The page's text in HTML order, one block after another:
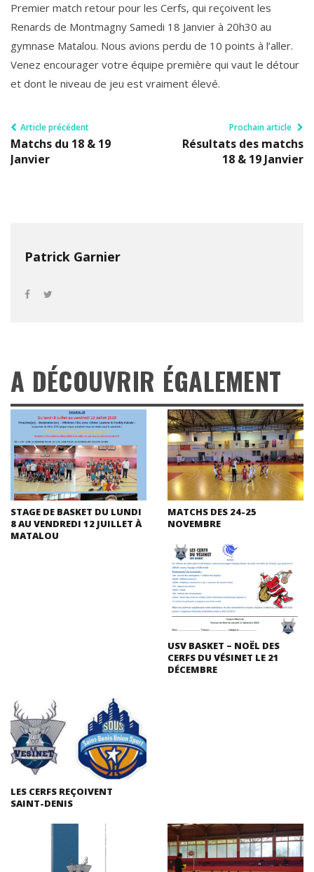
Premier match retour pour les Cerfs, qui reçoivent les
Renards de Montmagny Samedi 18 Janvier à 20h30 au
gymnase Matalou. Nous avions perdu de 10 points à l’aller.
Venez encourager votre équipe première qui vaut le détour
et dont le niveau de jeu est vraiment élevé.
Article précédent
Matchs du 18 & 19
Janvier
Prochain article
Résultats des matchs
18 & 19 Janvier
Patrick Garnier
A DÉCOUVRIR ÉGALEMENT
STAGE DE BASKET DU LUNDI
8 AU VENDREDI 12 JUILLET À
MATALOU
MATCHS DES 24-25
NOVEMBRE
USV BASKET – NOËL DES
CERFS DU VÉSINET LE 21
DÉCEMBRE
LES CERFS REÇOIVENT
SAINT-DENIS